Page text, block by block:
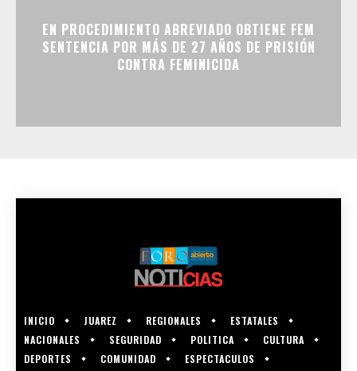
EN PROCEDIMIENTO ABREVIADO OBTIENE FEM
SENTENCIA POR MÁS DE 27 AÑOS DE PRISIÓN
CONTRA FEMINICIDA
INICIO JUAREZ REGIONALES
ESTATALES
NACIONALES
SEGURIDAD POLITICA
CULTURA
DEPORTES
COMUNIDAD
ESPECTACULOS